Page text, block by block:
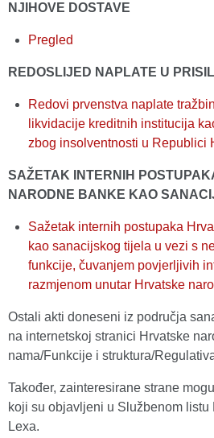
NJIHOVE DOSTAVE
Pregled
REDOSLIJED NAPLATE U
Redovi prvenstva naplate
likvidacije kreditnih institucija
zbog insolventnosti u Republici
SAŽETAK INTERNIH
NARODNE BANKE KAO
Sažetak internih postupaka
kao sanacijskog tijela u vezi s
funkcije, čuvanjem povjerljivih
razmjenom unutar Hrvatske
Ostali akti doneseni iz područja
na internetskoj stranici Hrvatske
nama/Funkcije i struktura/
Također, zainteresirane strane
koji su objavljeni u Službenom
Lexa.